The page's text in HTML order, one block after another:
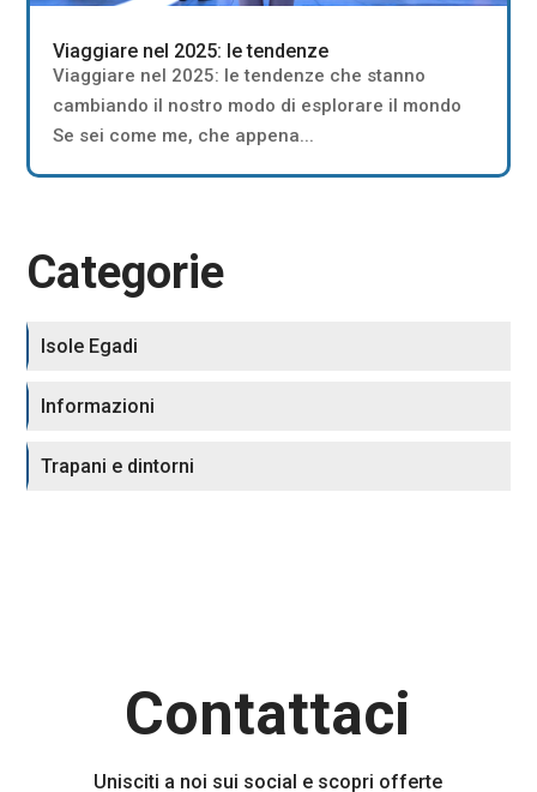
Viaggiare nel 2025: le tendenze
Viaggiare nel 2025: le tendenze che stanno
cambiando il nostro modo di esplorare il mondo
Se sei come me, che appena...
Categorie
Isole Egadi
Informazioni
Trapani e dintorni
Contattaci
Unisciti a noi sui social e scopri offerte